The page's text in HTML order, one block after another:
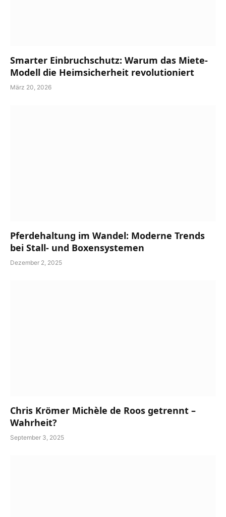
Smarter Einbruchschutz: Warum das Miete-
Modell die Heimsicherheit revolutioniert
März 20, 2026
Pferdehaltung im Wandel: Moderne Trends
bei Stall- und Boxensystemen
Dezember 2, 2025
Chris Krömer Michèle de Roos getrennt –
Wahrheit?
September 3, 2025